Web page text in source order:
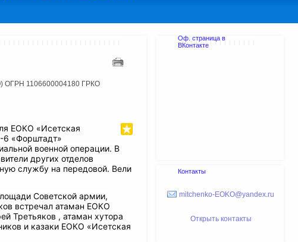
ОГРН 1106600004180 ГРКО
ЕОКО «Исетская
6 «Форштадт»
военной операции. В
других отделов
службу на передовой. Вели
Советской армии,
встречал атаман ЕОКО
Третьяков , атаман хутора
и казаки ЕОКО «Исетская
Оф. страница в
ВКонтакте
Контакты
mitchenko-EOKO@yandex.ru
Открыть контакты